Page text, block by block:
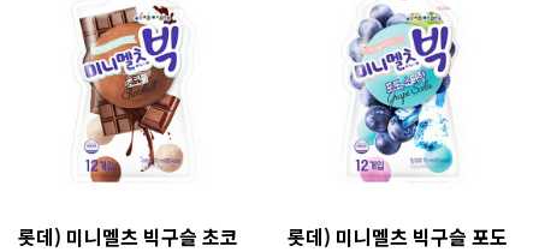
롯데) 미니멜츠 빅구슬 초코 롯데) 미니멜츠 빅구슬 포도